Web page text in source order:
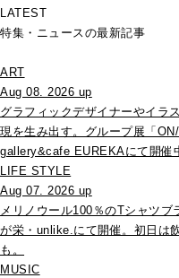
LATEST
特集・ニュースの最新記事
ART
Aug 08. 2026 up
グラフィックデザイナーやイラ
現を生み出す。グループ展「
gallery&cafe EUREKAにて開催
LIFE STYLE
Aug 07. 2026 up
メリノウール100％のTシャツ
が栄・unlike.にて開催。初日は
も。
MUSIC